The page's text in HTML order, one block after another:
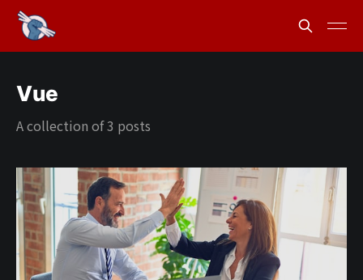
Vue
A collection of 3 posts